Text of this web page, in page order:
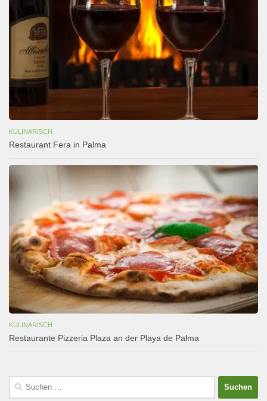
KULINARISCH
Restaurant Fera in Palma
KULINARISCH
Restaurante Pizzeria Plaza an der Playa de Palma
Suchen